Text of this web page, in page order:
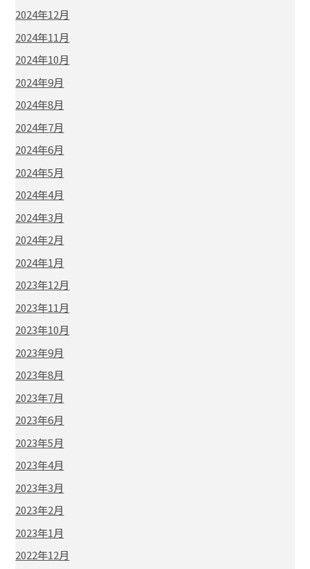
2024年12月
2024年11月
2024年10月
2024年9月
2024年8月
2024年7月
2024年6月
2024年5月
2024年4月
2024年3月
2024年2月
2024年1月
2023年12月
2023年11月
2023年10月
2023年9月
2023年8月
2023年7月
2023年6月
2023年5月
2023年4月
2023年3月
2023年2月
2023年1月
2022年12月